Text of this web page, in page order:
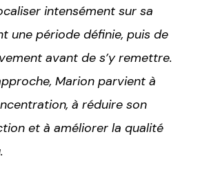
intensément sur sa
une période définie, puis de
avant de s’y remettre.
Marion parvient à
à réduire son
et à améliorer la qualité